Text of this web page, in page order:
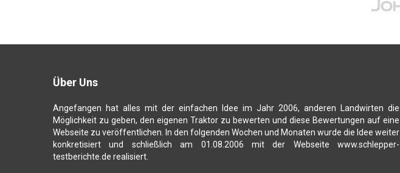
Über Uns
Angefangen hat alles mit der einfachen Idee im Jahr 2006, anderen Landwirten die
Möglichkeit zu geben, den eigenen Traktor zu bewerten und diese Bewertungen auf eine
Webseite zu veröffentlichen. In den folgenden Wochen und Monaten wurde die Idee weiter
konkretisiert und schließlich am 01.08.2006 mit der Webseite www.schlepper-
testberichte.de realisiert.